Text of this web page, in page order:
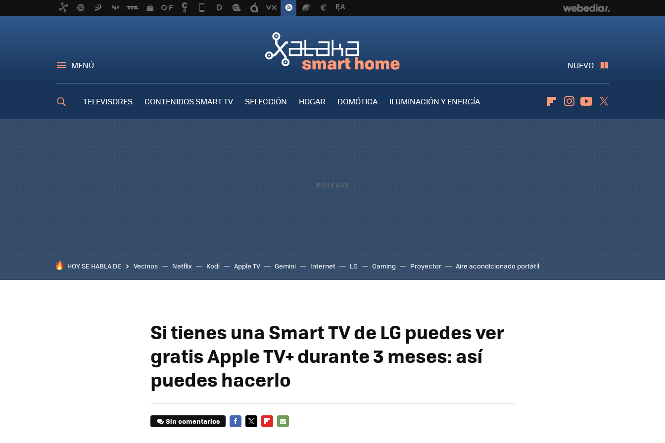
MENÚ NUEVO
TELEVISORES CONTENIDOS SMART TV SELECCIÓN HOGAR DOMÓTICA
ILUMINACIÓN Y ENERGÍA
FlipboardInstagramYoutube
HOY SE HABLA DE Vecinos Netflix Kodi Apple TV Gemini Internet LG Gaming Proyector Aire acondicionado portátil
Si tienes una Smart TV de LG puedes ver
gratis Apple TV+ durante 3 meses: así
puedes hacerlo
Sin comentarios